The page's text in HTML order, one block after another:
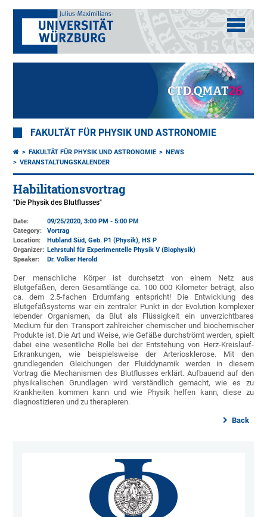
FAKULTÄT FÜR PHYSIK UND ASTRONOMIE
FAKULTÄT FÜR PHYSIK UND ASTRONOMIE
NEWS
VERANSTALTUNGSKALENDER
Habilitationsvortrag
"Die Physik des Blutflusses"
Date:
09/25/2020, 3:00 PM - 5:00 PM
Category:
Vortrag
Location:
Hubland Süd, Geb. P1 (Physik), HS P
Organizer: Lehrstuhl für Experimentelle Physik V (Biophysik)
Speaker:
Dr. Volker Herold
Der menschliche Körper ist durchsetzt von einem Netz aus
Blutgefäßen, deren Gesamtlänge ca. 100 000 Kilometer beträgt, also
ca. dem 2.5-fachen Erdumfang entspricht! Die Entwicklung des
Blutgefäßsystems war ein zentraler Punkt in der Evolution komplexer
lebender Organismen, da Blut als Flüssigkeit ein unverzichtbares
Medium für den Transport zahlreicher chemischer und biochemischer
Produkte ist. Die Art und Weise, wie Gefäße durchströmt werden, spielt
dabei eine wesentliche Rolle bei der Entstehung von Herz-Kreislauf-
Erkrankungen, wie beispielsweise der Arteriosklerose. Mit den
grundlegenden Gleichungen der Fluiddynamik werden in diesem
Vortrag die Mechanismen des Blutflusses erklärt. Aufbauend auf den
physikalischen Grundlagen wird verständlich gemacht, wie es zu
Krankheiten kommen kann und wie Physik helfen kann, diese zu
diagnostizieren und zu therapieren.
Back